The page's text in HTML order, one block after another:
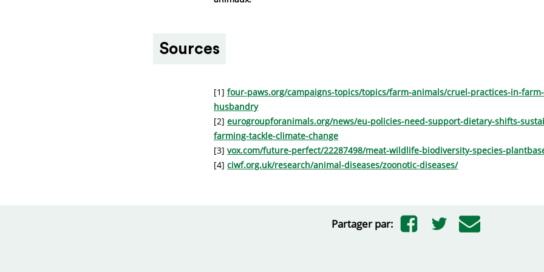
Sources
[1] four-paws.org/campaigns-topics/topics/farm-animals/cruel-practices-in-
husbandry
[2] eurogroupforanimals.org/news/eu-policies-need-support-dietary-shifts-
farming-tackle-climate-change
[3] vox.com/future-perfect/22287498/meat-wildlife-biodiversity-species-
[4] ciwf.org.uk/research/animal-diseases/zoonotic-diseases/
Partager par: